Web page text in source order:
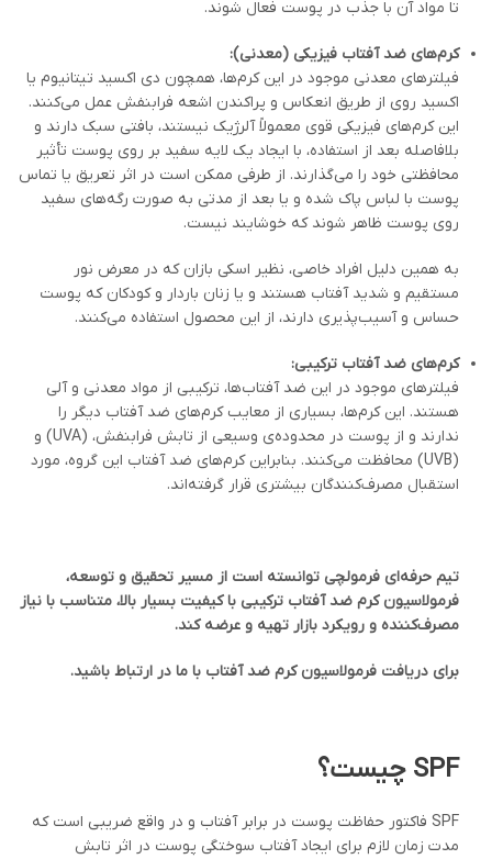
تا مواد آن با جذب در پوست فعال شوند.
کرم‌های ضد آفتاب فیزیکی (معدنی):
فیلترهای معدنی موجود در این کرم‌ها، همچون دی اکسید تیتانیوم یا
اکسید روی از طریق انعکاس و پراکندن اشعه فرابنفش عمل می‌کنند.
این کرم‌های فیزیکی قوی معمولاً آلرژیک نیستند، بافتی سبک دارند و
بلافاصله بعد از استفاده، با ایجاد یک لایه سفید بر روی پوست تأثیر
محافظتی خود را می‌گذارند. از طرفی ممکن است در اثر تعریق یا تماس
پوست با لباس پاک شده و یا بعد از مدتی به صورت رگه‌های سفید
روی پوست ظاهر شوند که خوشایند نیست.
به همین دلیل افراد خاصی، نظیر اسکی بازان که در معرض نور
مستقیم و شدید آفتاب هستند و یا زنان باردار و کودکان که پوست
حساس و آسیب‌پذیری دارند، از این محصول استفاده می‌کنند.
کرم‌های ضد آفتاب ترکیبی:
فیلترهای موجود در این ضد آفتاب‌ها، ترکیبی از مواد معدنی و آلی
هستند. این کرم‌ها، بسیاری از معایب کرم‌های ضد آفتاب دیگر را
ندارند و از پوست در محدوده‌ی وسیعی از تابش فرابنفش، (UVA) و
(UVB) محافظت می‌کنند. بنابراین کرم‌های ضد آفتاب این گروه، مورد
استقبال مصرف‌کنندگان بیشتری قرار گرفته‌اند.
تیم حرفه‌ای فرمولچی توانسته است از مسیر تحقیق و توسعه،
فرمولاسیون کرم ضد آفتاب ترکیبی با کیفیت بسیار بالا، متناسب با نیاز
مصرف‌کننده و رویکرد بازار تهیه و عرضه کند.
برای دریافت فرمولاسیون کرم ضد آفتاب با ما در ارتباط باشید.
SPF چیست؟
SPF فاکتور حفاظت پوست در برابر آفتاب و در واقع ضریبی است که
مدت زمان لازم برای ایجاد آفتاب سوختگی پوست در اثر تابش